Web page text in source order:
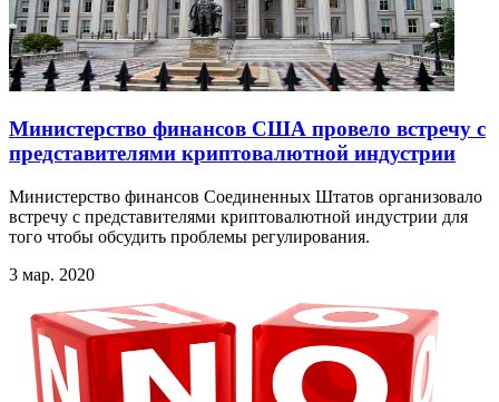
Министерство финансов США провело встречу с
представителями криптовалютной индустрии
Министерство финансов Соединенных Штатов организовало
встречу с представителями криптовалютной индустрии для
того чтобы обсудить проблемы регулирования.
3 мар. 2020